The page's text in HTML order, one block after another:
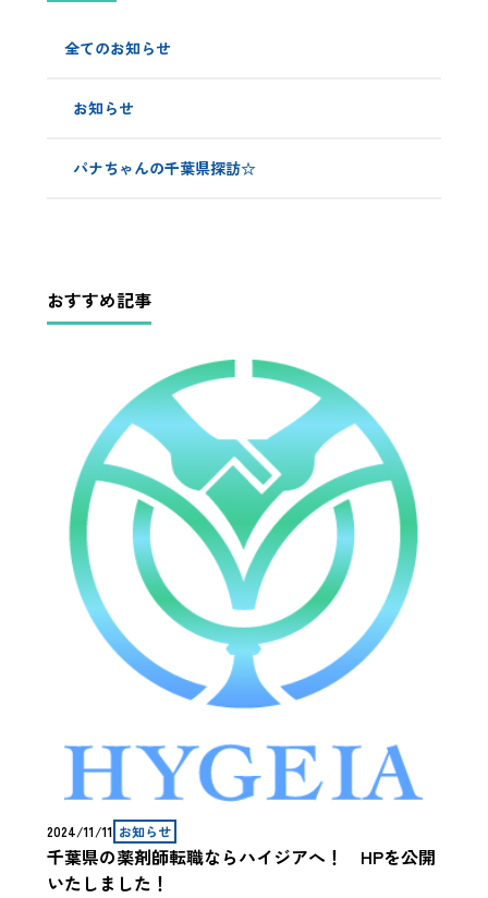
全てのお知らせ
お知らせ
パナちゃんの千葉県探訪☆
おすすめ記事
2024/11/11 お知らせ
千葉県の薬剤師転職ならハイジアへ！ HPを公開
いたしました！